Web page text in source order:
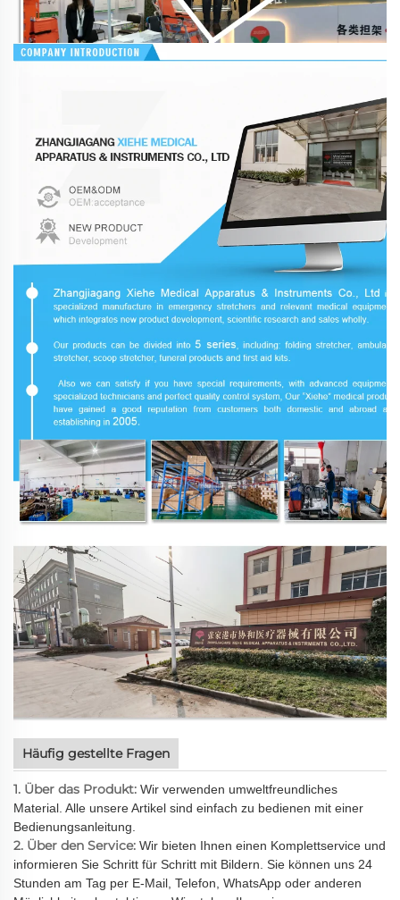
Häufig gestellte Fragen
1. Über das Produkt: Wir verwenden umweltfreundliches
Material. Alle unsere Artikel sind einfach zu bedienen mit einer
Bedienungsanleitung.
2. Über den Service: Wir bieten Ihnen einen Komplettservice und
informieren Sie Schritt für Schritt mit Bildern. Sie können uns 24
Stunden am Tag per E-Mail, Telefon, WhatsApp oder anderen